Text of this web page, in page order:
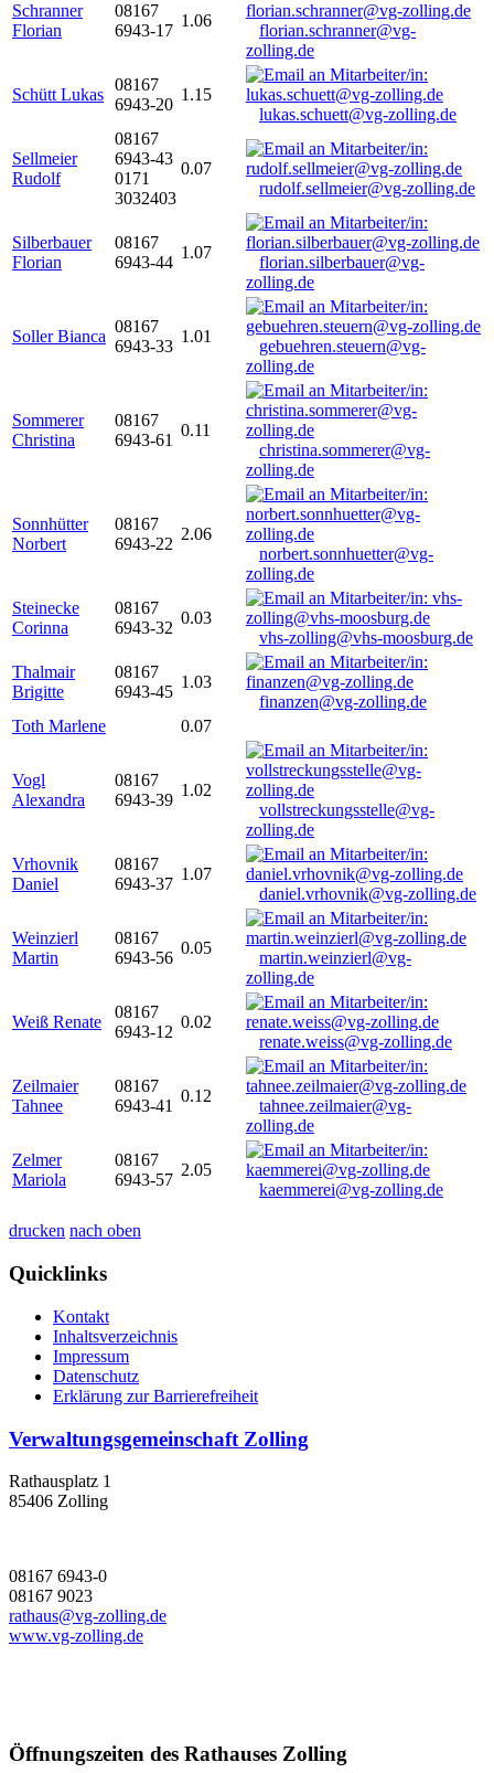
Schranner
Florian
08167
6943-17
1.06
florian.schranner@vg-
zolling.de
Schütt Lukas
08167
6943-20
1.15
lukas.schuett@vg-zolling.de
Sellmeier
Rudolf
08167
6943-43
0171
3032403
0.07
rudolf.sellmeier@vg-zolling.de
Silberbauer
Florian
08167
6943-44
1.07
florian.silberbauer@vg-
zolling.de
Soller Bianca
08167
6943-33
1.01
gebuehren.steuern@vg-
zolling.de
Sommerer
Christina
08167
6943-61
0.11
christina.sommerer@vg-
zolling.de
Sonnhütter
Norbert
08167
6943-22
2.06
norbert.sonnhuetter@vg-
zolling.de
Steinecke
Corinna
08167
6943-32
0.03
vhs-zolling@vhs-moosburg.de
Thalmair
Brigitte
08167
6943-45
1.03
finanzen@vg-zolling.de
Toth Marlene
0.07
Vogl
Alexandra
08167
6943-39
1.02
vollstreckungsstelle@vg-
zolling.de
Vrhovnik
Daniel
08167
6943-37
1.07
daniel.vrhovnik@vg-zolling.de
Weinzierl
Martin
08167
6943-56
0.05
martin.weinzierl@vg-
zolling.de
Weiß Renate
08167
6943-12
0.02
renate.weiss@vg-zolling.de
Zeilmaier
Tahnee
08167
6943-41
0.12
tahnee.zeilmaier@vg-
zolling.de
Zelmer
Mariola
08167
6943-57
2.05
kaemmerei@vg-zolling.de
drucken nach oben
Quicklinks
Kontakt
Inhaltsverzeichnis
Impressum
Datenschutz
Erklärung zur Barrierefreiheit
Verwaltungsgemeinschaft Zolling
Rathausplatz 1
85406 Zolling
08167 6943-0
08167 9023
rathaus@vg-zolling.de
www.vg-zolling.de
Öffnungszeiten des Rathauses Zolling